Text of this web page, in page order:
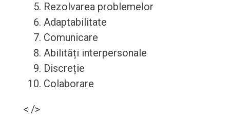
Rezolvarea problemelor
Adaptabilitate
Comunicare
Abilități interpersonale
Discreție
Colaborare
< />